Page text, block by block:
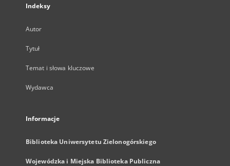
Indeksy
Autor
Tytuł
Temat i słowa kluczowe
Wydawca
Informacje
Biblioteka Uniwersytetu Zielonogórskiego
Wojewódzka i Miejska Biblioteka Publiczna